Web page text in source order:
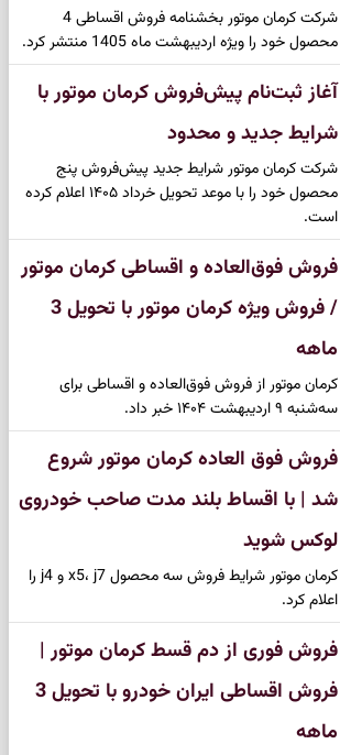
شرکت کرمان موتور بخشنامه فروش اقساطی 4
محصول خود را ویژه اردیبهشت ماه 1405 منتشر کرد.
آغاز ثبت‌نام پیش‌فروش کرمان موتور با
شرایط جدید و محدود
شرکت کرمان موتور شرایط جدید پیش‌فروش پنج
محصول خود را با موعد تحویل خرداد ۱۴۰۵ اعلام کرده
است.
فروش فوق‌العاده و اقساطی کرمان موتور
/ فروش ویژه کرمان موتور با تحویل 3
ماهه
کرمان موتور از فروش فوق‌العاده و اقساطی برای
سه‌شنبه ۹ اردیبهشت ۱۴۰۴ خبر داد.
فروش فوق العاده کرمان موتور شروع
شد | با اقساط بلند مدت صاحب خودروی
لوکس شوید
کرمان موتور شرایط فروش سه محصول x5، j7 و j4 را
اعلام کرد.
فروش فوری از دم قسط کرمان موتور |
فروش اقساطی ایران خودرو با تحویل 3
ماهه